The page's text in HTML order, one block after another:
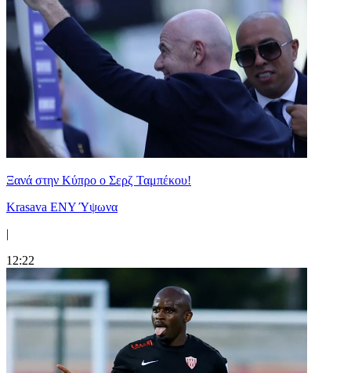
Ξανά στην Κύπρο ο Σερζ Ταμπέκου!
Krasava ENY Ύψωνα
|
12:22